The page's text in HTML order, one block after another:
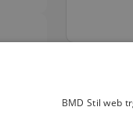
BMD Stil web